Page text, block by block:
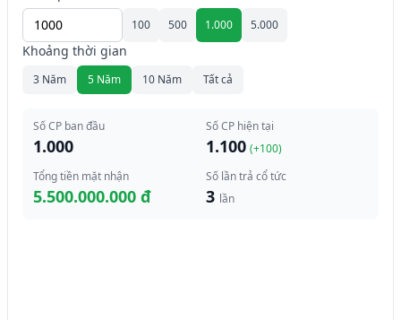
100 500 1.000 5.000
Khoảng thời gian
3 Năm 5 Năm 10 Năm Tất cả
Số CP ban đầu
1.000
Số CP hiện tại
1.100 (+100)
Tổng tiền mặt nhận
5.500.000.000 đ
Số lần trả cổ tức
3 lần